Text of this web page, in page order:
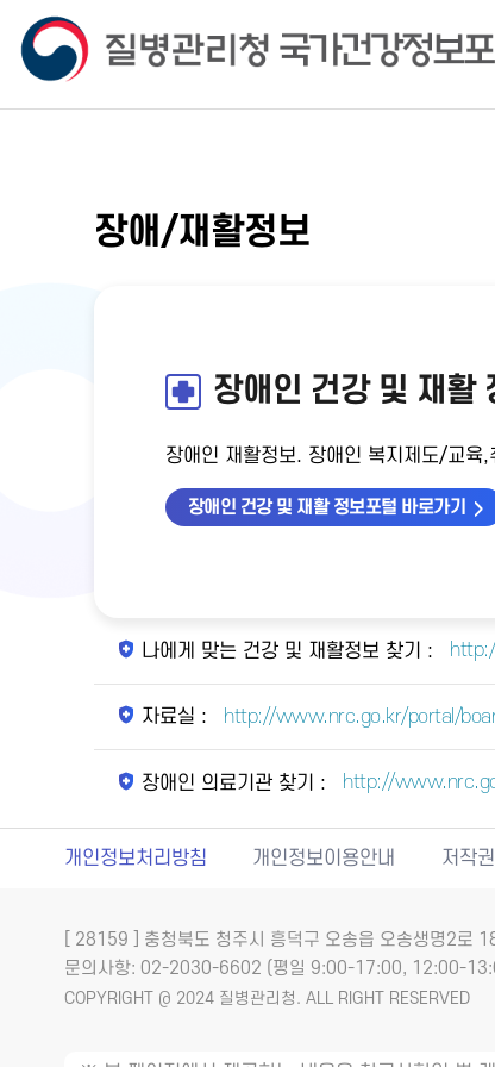
장애/재활정보
장애인 건강 및 재활
장애인 재활정보. 장애인 복지제도/교
장애인 건강 및 재활 정보포털 바로가기
나에게 맞는 건강 및 재활정보 찾기 :
자료실 : http://www.nrc.go.kr/portal/
장애인 의료기관 찾기 : http://
개인정보처리방침 개인정보이용안내 저작
[ 28159 ] 충청북도 청주시 흥덕구 오송읍 오송생명2로
문의사항: 02-2030-6602 (평일 9:00-17:00, 12:00-
COPYRIGHT @ 2024 질병관리청. ALL RIGHT RESERVED